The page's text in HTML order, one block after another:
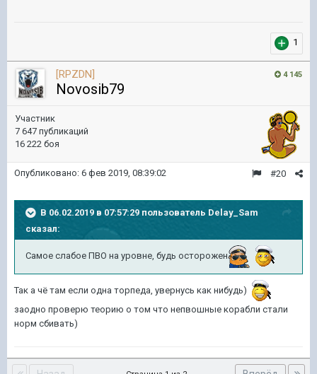
1
4 145
[RPZDN]
Novosib79
Участник
7 647 публикаций
16 222 боя
#20
Опубликовано: 6 фев 2019, 08:39:02
В 06.02.2019 в 07:57:29 пользователь Delay_Sam
сказал:
Самое слабое ПВО на уровне, будь осторожен
Так а чё там если одна торпеда, увернусь как нибудь)
заодно проверю теорию о том что непвошные корабли стали
норм сбивать)